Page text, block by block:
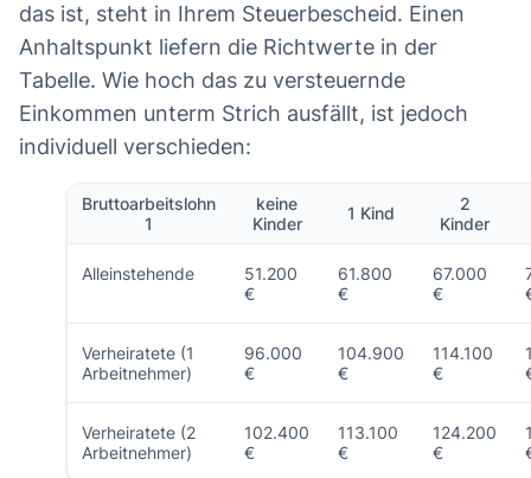
das ist, steht in Ihrem Steuerbescheid. Einen
Anhaltspunkt liefern die Richtwerte in der
Tabelle. Wie hoch das zu versteuernde
Einkommen unterm Strich ausfällt, ist jedoch
individuell verschieden:
Bruttoarbeitslohn
1
keine
Kinder
1 Kind
2
Kinder
Alleinstehende
51.200
€
61.800
€
67.000
€
Verheiratete (1
Arbeitnehmer)
96.000
€
104.900
€
114.100
€
Verheiratete (2
Arbeitnehmer)
102.400
€
113.100
€
124.200
€